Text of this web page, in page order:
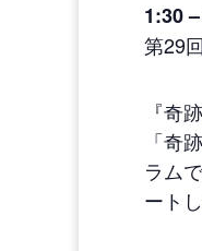
1:30
第29
『奇
「奇
ラム
ート